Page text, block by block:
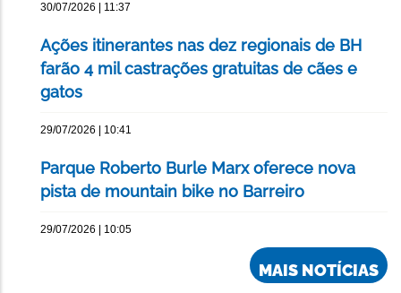
30/07/2026 | 11:37
Ações itinerantes nas dez regionais de BH
farão 4 mil castrações gratuitas de cães e
gatos
29/07/2026 | 10:41
Parque Roberto Burle Marx oferece nova
pista de mountain bike no Barreiro
29/07/2026 | 10:05
MAIS NOTÍCIAS